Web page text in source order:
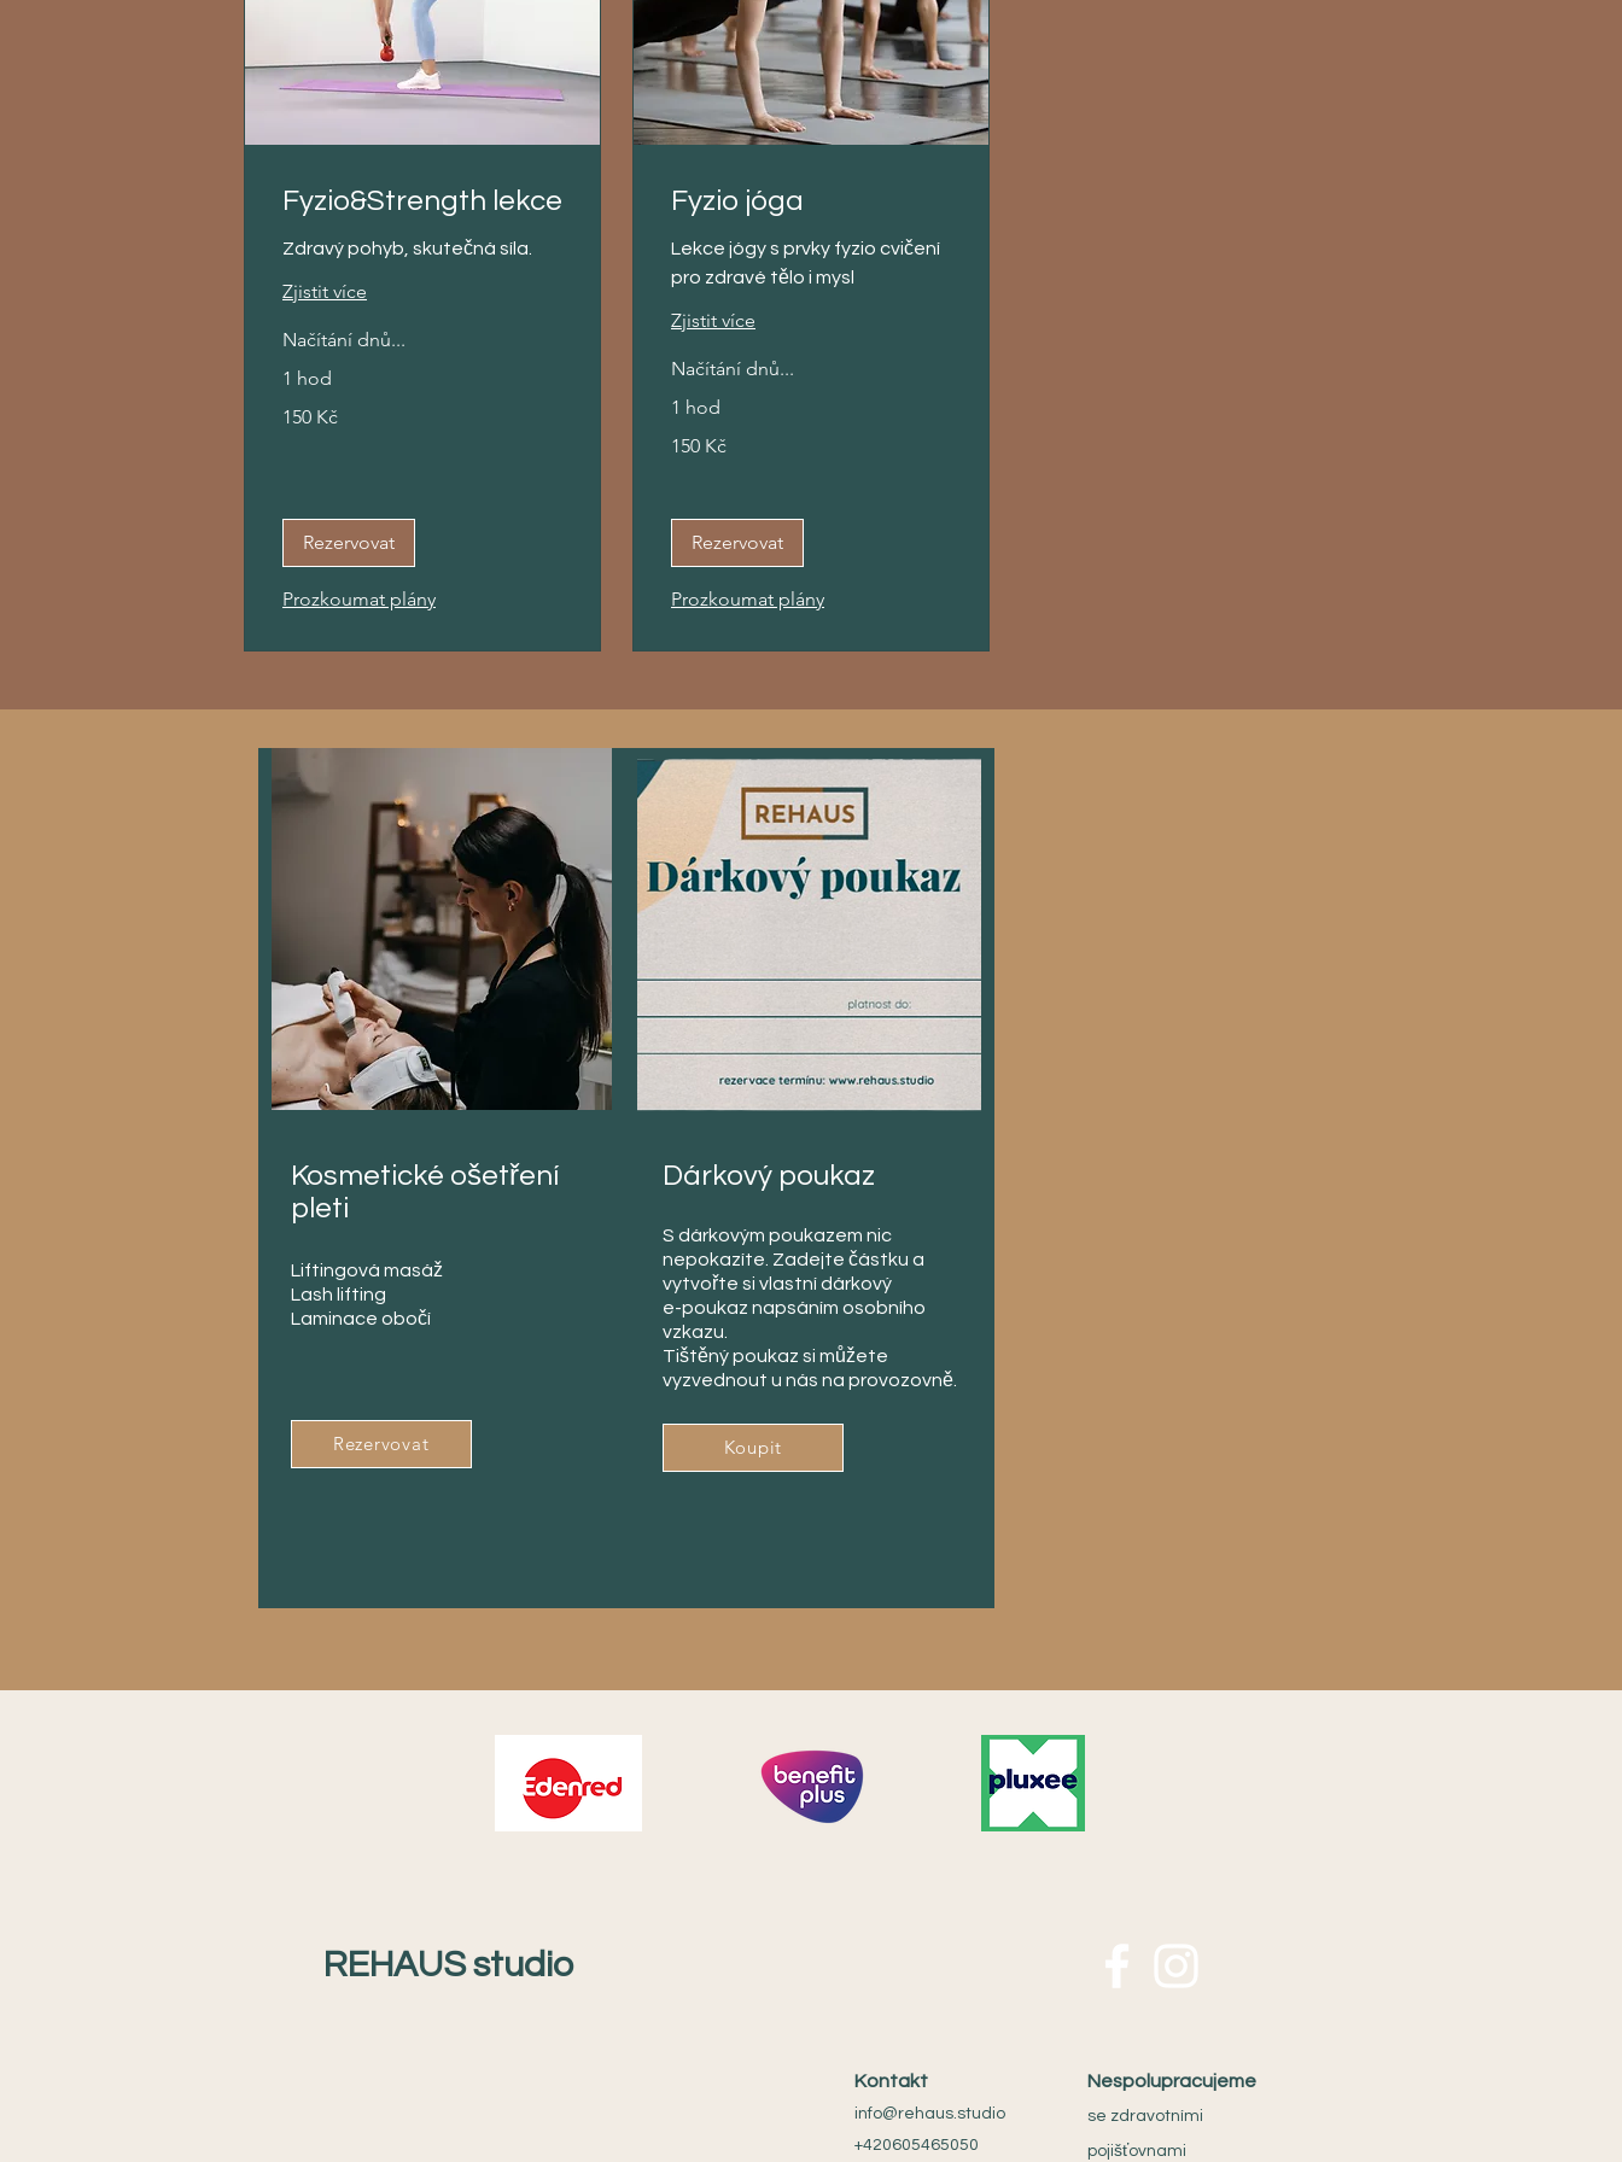
Fyzio&Strength lekce
Zdravý pohyb, skutečná síla.
Zjistit více
Načítání dnů...
1 hod
českých
150 Kč
Rezervovat
Prozkoumat plány
Fyzio jóga
Lekce jógy s prvky fyzio cvičení
pro zdravé tělo i mysl
Zjistit více
Načítání dnů...
1 hod
českých
150 Kč
Rezervovat
Prozkoumat plány
Kosmetické ošetření
pleti
Liftingová masáž
Lash lifting
Laminace obočí
Rezervovat
Dárkový poukaz
S dárkovým poukazem nic
nepokazíte. Zadejte částku a
vytvořte si vlastní dárkový
e-poukaz napsáním osobního
vzkazu.
Tištěný poukaz si můžete
vyzvednout u nás na provozovně.
Koupit
REHAUS studio
Kontakt
info@rehaus.studio
+420605465050
Nespolupracujeme
se zdravotními
pojišťovnami